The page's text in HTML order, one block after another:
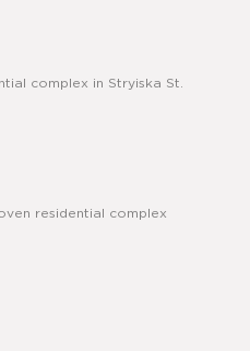
complex in Stryiska St.
residential complex